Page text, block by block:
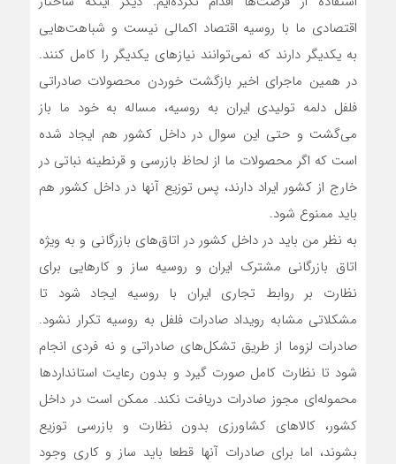
اقتصادی ما با روسیه اقتصاد اکمالی نیست و شباهت‌هایی
به یکدیگر دارند که نمی‌توانند نیازهای یکدیگر را کامل کنند.
در همین ماجرای اخیر بازگشت خوردن محصولات صادراتی
فلفل دلمه تولیدی ایران به روسیه، مساله به خود ما باز
می‌گشت و حتی این سوال در داخل کشور هم ایجاد شده
است که اگر محصولات ما از لحاظ بازرسی و قرنطینه نباتی در
خارج از کشور ایراد دارند، پس توزیع آنها در داخل کشور هم
باید ممنوع شود.
به نظر من باید در داخل کشور در اتاق‌های بازرگانی و به ویژه
اتاق‌ بازرگانی مشترک ایران و روسیه ساز و کارهایی برای
نظارت بر روابط تجاری ایران با روسیه ایجاد شود تا
مشکلاتی مشابه رویداد صادرات فلفل به روسیه تکرار نشود.
صادرات لزوما از طریق تشکل‌های صادراتی و نه فردی انجام
شود تا نظارت کامل صورت گیرد و بدون رعایت استانداردها
محموله‌ای مجوز صادرات دریافت نکند. ممکن است در داخل
کشور، کالاهای کشاورزی بدون نظارت و بازرسی توزیع
بشوند، اما برای صادرات آنها قطعا باید ساز و کاری وجود